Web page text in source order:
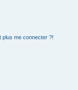
plus me connecter ?!